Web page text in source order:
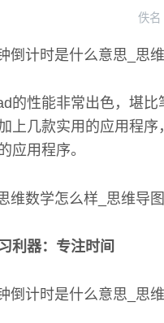
佚名
的性能非常出色，堪
上几款实用的应用程
应用程序。
利器：专注时间